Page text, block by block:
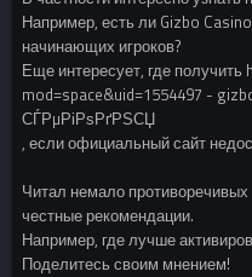
Например, есть ли Gizbo
начинающих игроков?
Еще интересует, где
mod=space&uid=1554497 -
СЃРµРіРѕРґРЅСЏ
, если официальный сайт
Читал немало
честные рекомендации.
Например, где лучше
Поделитесь своим мнением!